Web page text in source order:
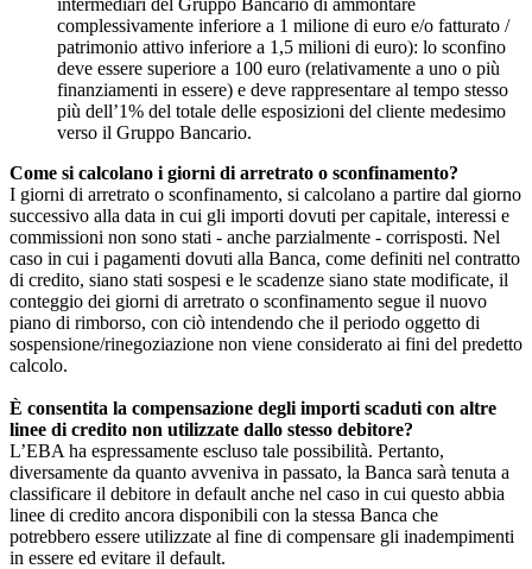
complessivamente inferiore a 1 milione di euro e/o fatturato /
patrimonio attivo inferiore a 1,5 milioni di euro): lo sconfino
deve essere superiore a 100 euro (relativamente a uno o più
finanziamenti in essere) e deve rappresentare al tempo stesso
più dell’1% del totale delle esposizioni del cliente medesimo
verso il Gruppo Bancario.
Come si calcolano i giorni di arretrato o sconfinamento?
I giorni di arretrato o sconfinamento, si calcolano a partire dal giorno
successivo alla data in cui gli importi dovuti per capitale, interessi e
commissioni non sono stati - anche parzialmente - corrisposti. Nel
caso in cui i pagamenti dovuti alla Banca, come definiti nel contratto
di credito, siano stati sospesi e le scadenze siano state modificate, il
conteggio dei giorni di arretrato o sconfinamento segue il nuovo
piano di rimborso, con ciò intendendo che il periodo oggetto di
sospensione/rinegoziazione non viene considerato ai fini del predetto
calcolo.
È consentita la compensazione degli importi scaduti con altre
linee di credito non utilizzate dallo stesso debitore?
L’EBA ha espressamente escluso tale possibilità. Pertanto,
diversamente da quanto avveniva in passato, la Banca sarà tenuta a
classificare il debitore in default anche nel caso in cui questo abbia
linee di credito ancora disponibili con la stessa Banca che
potrebbero essere utilizzate al fine di compensare gli inadempimenti
in essere ed evitare il default.